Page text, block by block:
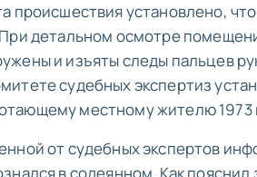
происшествия установлено,
детальном осмотре
и изъяты следы пальцев
судебных экспертиз
местному жителю 1973
от судебных экспертов